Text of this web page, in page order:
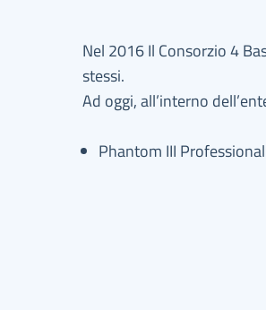
Nel 2016 Il Consorzio 4
stessi.
Ad oggi, all’interno
Phantom III